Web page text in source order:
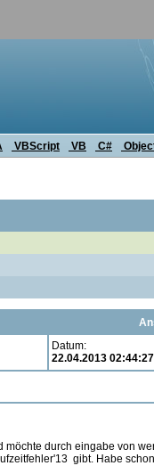
VBScript VB C#
Datum:
22.04.2013 02:44:27
möchte durch eingabe von
gibt. Habe